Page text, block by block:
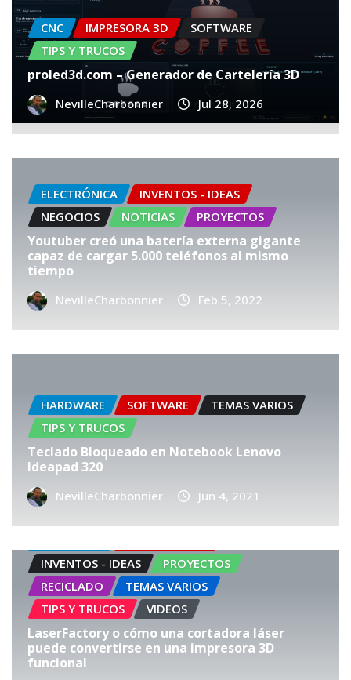
CNC IMPRESORA 3D
SOFTWARE
TIPS Y TRUCOS
proled3d.com – Generador de Cartelería 3D
NevilleCharbonnier Jul 28, 2026
ELECTRÓNICA
INVENTOS - IDEAS
NEGOCIOS
NOTICIAS PROYECTOS
Youtuber creó una batería externa gigante
capaz de cargar 5.000 teléfonos al mismo
tiempo
NevilleCharbonnier Feb 5, 2022
HARDWARE SOFTWARE
TEMAS VARIOS
TIPS Y TRUCOS
Teclado Bloqueado en Notebook Lenovo
Ideapad 320
NevilleCharbonnier Jun 4, 2021
INVENTOS - IDEAS
PROYECTOS
RECICLADO
TEMAS VARIOS
TIPS Y TRUCOS
VIDEOS
LaserFactory o cómo una cortadora láser
puede convertirse en una impresora 3D
funcional